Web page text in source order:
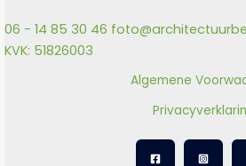
06 - 14 85 30 46
KVK: 51826003
Algemene